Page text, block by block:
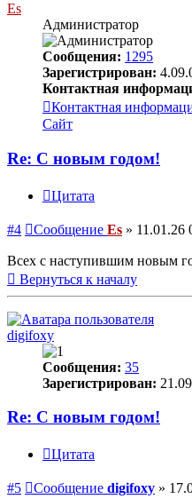
Es
Администратор
Сообщения: 1295
Зарегистрирован:
Контактная
Контактная
Сайт
Re: С новым годом!
Цитата
#4 Сообщение Es » 11.01.26
Всех с наступившим новым
Вернуться к началу
digifoxy
Сообщения: 35
Зарегистрирован:
Re: С новым годом!
Цитата
#5 Сообщение digifoxy »